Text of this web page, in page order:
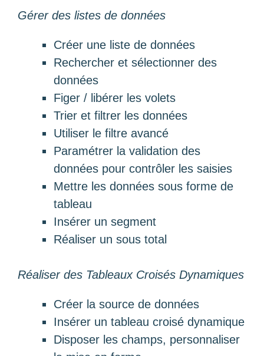
Gérer des listes de données
Créer une liste de données
Rechercher et sélectionner des
données
Figer / libérer les volets
Trier et filtrer les données
Utiliser le filtre avancé
Paramétrer la validation des
données pour contrôler les saisies
Mettre les données sous forme de
tableau
Insérer un segment
Réaliser un sous total
Réaliser des Tableaux Croisés Dynamiques
Créer la source de données
Insérer un tableau croisé dynamique
Disposer les champs, personnaliser